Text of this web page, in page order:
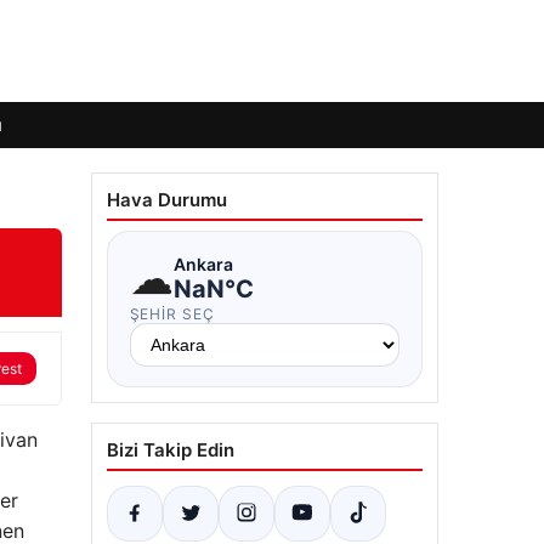
Hava Durumu
☁Ankara
NaN°C
ŞEHIR SEÇ
Bizi Takip Edin